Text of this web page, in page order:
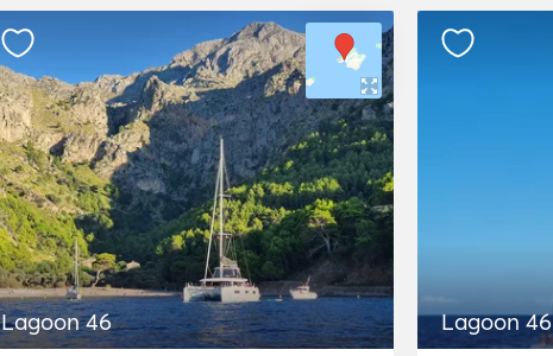
Lagoon 46 Lagoon 46